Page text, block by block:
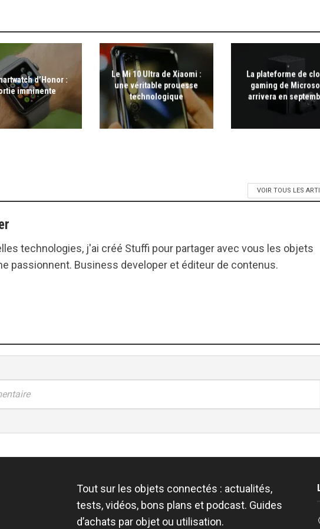
d’Honor :
imminente
Le Mi 10 Ultra de Xiaomi :
une véritable prouesse
technologique
La plateforme de
gaming de
arrivera en
VOIR TOUS LES
technologies, j'ai créé Stuffi pour partager avec vous les objets
passionnent. Business developer et éditeur de contenus.
Tout sur les objets connectés : actualités,
tests, vidéos, bons plans et podcast. Guides
d’achats par objet ou utilisation.